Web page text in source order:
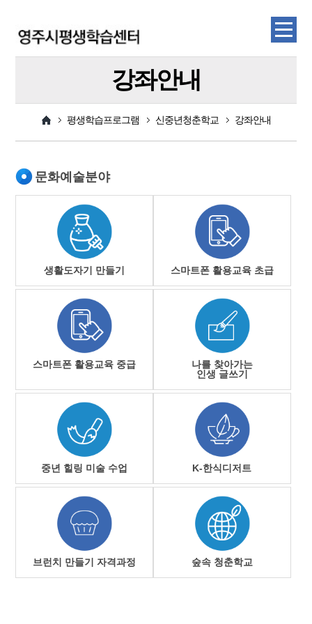
강좌안내
평생학습프로그램 신중년청춘학교 강좌안내
문화예술분야
생활도자기 만들기 스마트폰 활용교육 초급
스마트폰 활용교육 중급
나를 찾아가는
인생 글쓰기
중년 힐링 미술 수업 K-한식디저트
브런치 만들기 자격과정 숲속 청춘학교